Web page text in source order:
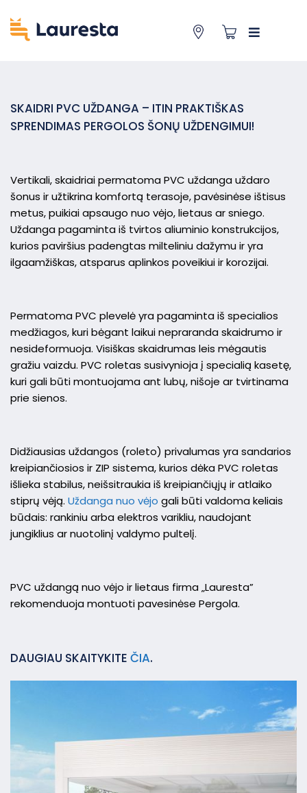
SKAIDRI PVC UŽDANGA – ITIN PRAKTIŠKAS
SPRENDIMAS PERGOLOS ŠONŲ UŽDENGIMUI!
Vertikali, skaidriai permatoma PVC uždanga uždaro
šonus ir užtikrina komfortą terasoje, pavėsinėse ištisus
metus, puikiai apsaugo nuo vėjo, lietaus ar sniego.
Uždanga pagaminta iš tvirtos aliuminio konstrukcijos,
kurios paviršius padengtas milteliniu dažymu ir yra
ilgaamžiškas, atsparus aplinkos poveikiui ir korozijai.
Permatoma PVC plevelė yra pagaminta iš specialios
medžiagos, kuri bėgant laikui nepraranda skaidrumo ir
nesideformuoja. Visiškas skaidrumas leis mėgautis
gražiu vaizdu. PVC roletas susivynioja į specialią kasetę,
kuri gali būti montuojama ant lubų, nišoje ar tvirtinama
prie sienos.
Didžiausias uždangos (roleto) privalumas yra sandarios
kreipiančiosios ir ZIP sistema, kurios dėka PVC roletas
išlieka stabilus, neišsitraukia iš kreipiančiųjų ir atlaiko
stiprų vėją. Uždanga nuo vėjo gali būti valdoma keliais
būdais: rankiniu arba elektros varikliu, naudojant
jungiklius ar nuotolinį valdymo pultelį.
PVC uždangą nuo vėjo ir lietaus firma „Lauresta”
rekomenduoja montuoti pavesinėse Pergola.
DAUGIAU SKAITYKITE ČIA.